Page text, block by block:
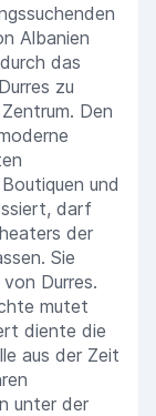
Albanien
das
zu
Den
und
darf
der
Sie
Durres.
mutet
diente die
aus der Zeit
unter der